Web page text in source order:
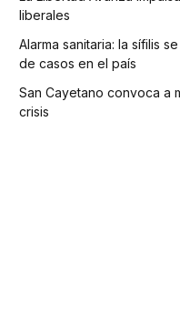
liberales
Alarma sanitaria: la sífilis
de casos en el país
San Cayetano convoca a
crisis